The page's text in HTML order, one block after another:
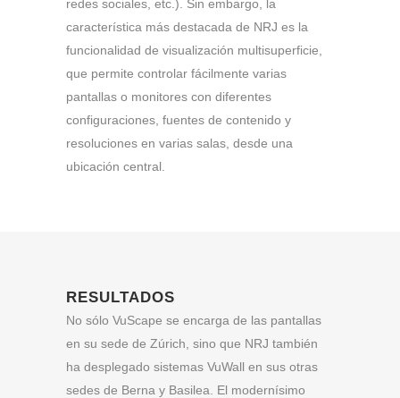
redes sociales, etc.). Sin embargo, la
característica más destacada de NRJ es la
funcionalidad de visualización multisuperficie,
que permite controlar fácilmente varias
pantallas o monitores con diferentes
configuraciones, fuentes de contenido y
resoluciones en varias salas, desde una
ubicación central.
RESULTADOS
No sólo VuScape se encarga de las pantallas
en su sede de Zúrich, sino que NRJ también
ha desplegado sistemas VuWall en sus otras
sedes de Berna y Basilea. El modernísimo